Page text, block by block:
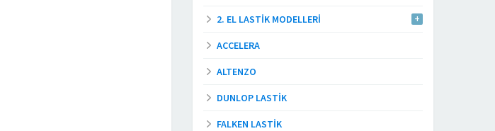
2. EL LASTIK MODELLERI
ACCELERA
ALTENZO
DUNLOP LASTIK
FALKEN LASTIK